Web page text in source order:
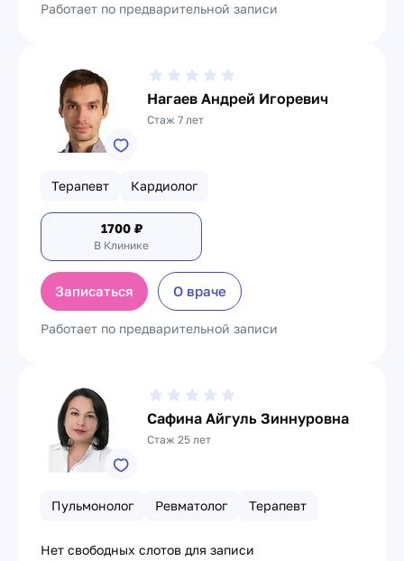
Работает по предварительной записи
Нагаев Андрей Игоревич
Стаж 7 лет
Терапевт Кардиолог
1700₽
В Клинике
Записаться О враче
Работает по предварительной записи
Сафина Айгуль Зиннуровна
Стаж 25 лет
Пульмонолог Ревматолог Терапевт
Нет свободных слотов для записи